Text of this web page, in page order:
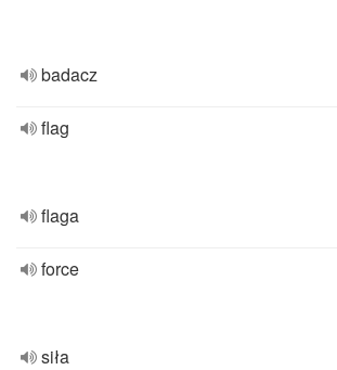
badacz
flag
flaga
force
siła